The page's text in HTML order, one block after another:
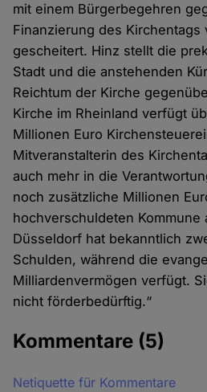
mit einem Bürgerbegehren
Finanzierung des
gescheitert. Hinz stellt die
Stadt und die anstehenden
Reichtum der Kirche
Kirche im Rheinland verfügt
Millionen Euro
Mitveranstalterin des
auch mehr in die
noch zusätzliche Millionen
hochverschuldeten Kommune
Düsseldorf hat bekanntlich
Schulden, während die
Milliardenvermögen verfügt.
nicht förderbedürftig.“
Kommentare (5)
Netiquette für Kommentare